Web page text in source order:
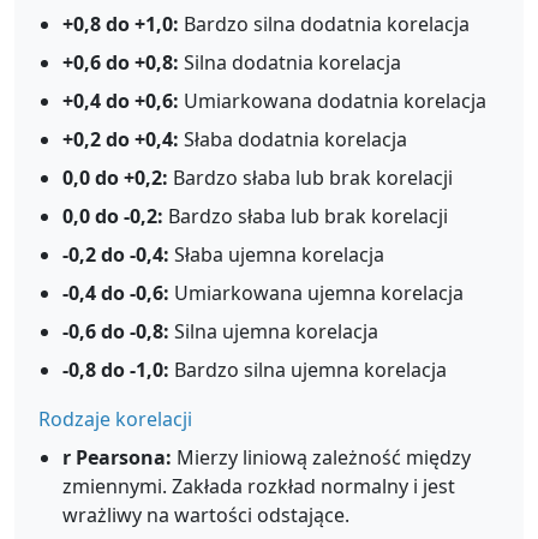
+0,8 do +1,0: Bardzo silna dodatnia korelacja
+0,6 do +0,8: Silna dodatnia korelacja
+0,4 do +0,6: Umiarkowana dodatnia korelacja
+0,2 do +0,4: Słaba dodatnia korelacja
0,0 do +0,2: Bardzo słaba lub brak korelacji
0,0 do -0,2: Bardzo słaba lub brak korelacji
-0,2 do -0,4: Słaba ujemna korelacja
-0,4 do -0,6: Umiarkowana ujemna korelacja
-0,6 do -0,8: Silna ujemna korelacja
-0,8 do -1,0: Bardzo silna ujemna korelacja
Rodzaje korelacji
r Pearsona: Mierzy liniową zależność między
zmiennymi. Zakłada rozkład normalny i jest
wrażliwy na wartości odstające.